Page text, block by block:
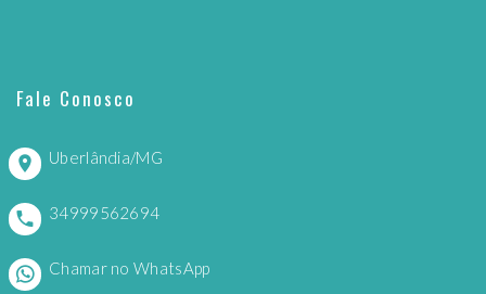
Fale Conosco
Uberlândia/MG
34999562694
Chamar no WhatsApp